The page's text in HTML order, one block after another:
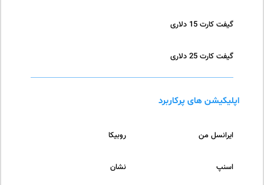
گیفت کارت 15 دلاری
گیفت کارت 25 دلاری
اپلیکیشن های پرکاربرد
روبیکا ایرانسل من
نشان اسنپ